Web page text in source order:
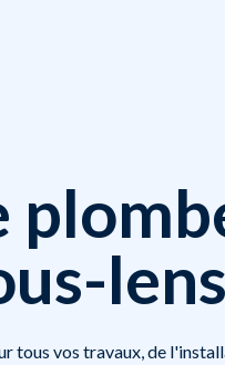
lens
tous vos travaux, de